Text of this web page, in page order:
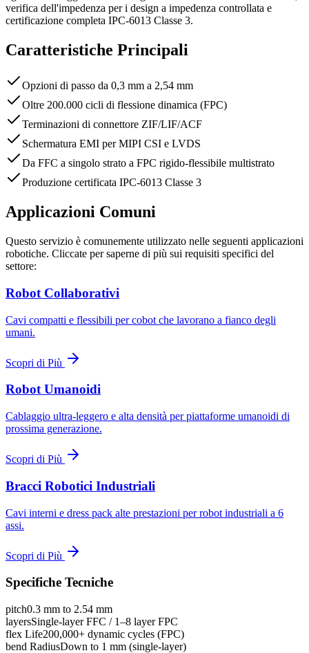
verifica dell'impedenza per i design a impedenza controllata e
certificazione completa IPC-6013 Classe 3.
Caratteristiche Principali
Opzioni di passo da 0,3 mm a 2,54 mm
Oltre 200.000 cicli di flessione dinamica (FPC)
Terminazioni di connettore ZIF/LIF/ACF
Schermatura EMI per MIPI CSI e LVDS
Da FFC a singolo strato a FPC rigido-flessibile multistrato
Produzione certificata IPC-6013 Classe 3
Applicazioni Comuni
Questo servizio è comunemente utilizzato nelle seguenti applicazioni
robotiche. Cliccate per saperne di più sui requisiti specifici del
settore:
Robot Collaborativi
Cavi compatti e flessibili per cobot che lavorano a fianco degli
umani.
Scopri di Più
Robot Umanoidi
Cablaggio ultra-leggero e alta densità per piattaforme umanoidi di
prossima generazione.
Scopri di Più
Bracci Robotici Industriali
Cavi interni e dress pack alte prestazioni per robot industriali a 6
assi.
Scopri di Più
Specifiche Tecniche
pitch0.3 mm to 2.54 mm
layersSingle-layer FFC / 1–8 layer FPC
flex Life200,000+ dynamic cycles (FPC)
bend RadiusDown to 1 mm (single-layer)